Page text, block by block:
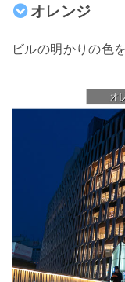
オレンジ
ビルの明かりの色